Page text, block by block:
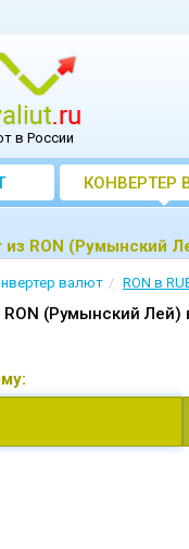
в России
КОНВЕРТЕР
RON (Румынский
валют RON в
(Румынский Лей)